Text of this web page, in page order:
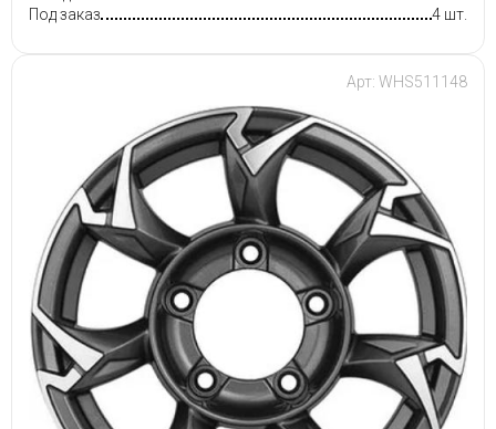
Под заказ
4 шт.
Арт: WHS511148